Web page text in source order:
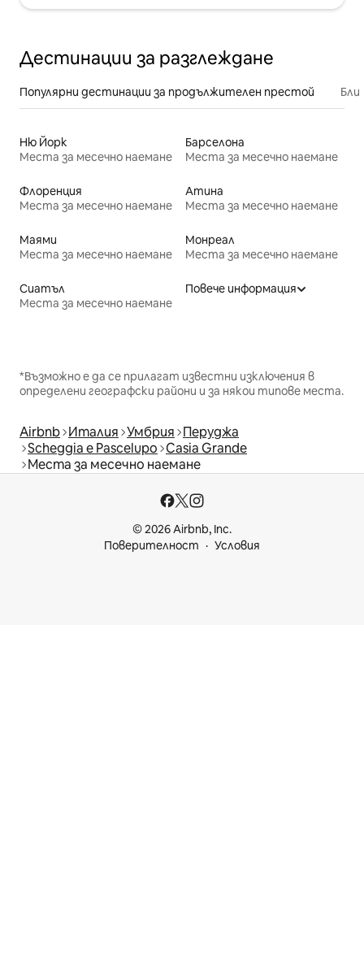
Дестинации за разглеждане
Популярни дестинации за продължителен престой
Ню Йорк
Места за месечно наемане
Барселона
Места за месечно наемане
Флоренция
Места за месечно наемане
Атина
Места за месечно наемане
Маями
Места за месечно наемане
Монреал
Места за месечно наемане
Сиатъл
Места за месечно наемане
Повече информация
*Възможно е да се прилагат известни изключения в
определени географски райони и за някои типове места.
Airbnb Италия Умбрия Перуджа
Scheggia e Pascelupo Casia Grande
Места за месечно наемане
© 2026 Airbnb, Inc.
Поверителност
Условия